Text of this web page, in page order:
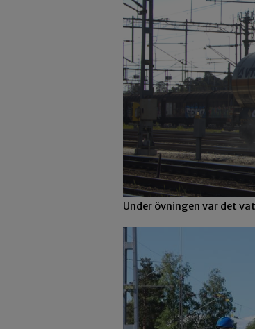
Under övningen var det